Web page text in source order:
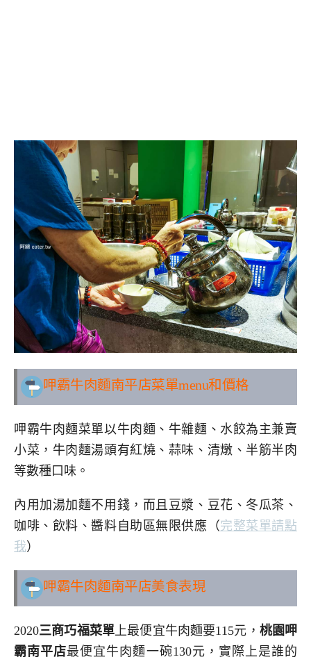
呷霸牛肉麵南平店菜單menu和價格
呷霸牛肉麵菜單以牛肉麵、牛雜麵、水餃為主兼賣
小菜，牛肉麵湯頭有紅燒、蒜味、清燉、半筋半肉
等數種口味。
內用加湯加麵不用錢，而且豆漿、豆花、冬瓜茶、
咖啡、飲料、醬料自助區無限供應（完整菜單請點
我）
呷霸牛肉麵南平店美食表現
2020三商巧福菜單 上最便宜牛肉麵要115元， 桃園呷
霸南平店最便宜牛肉麵一碗130元，實際上是誰的